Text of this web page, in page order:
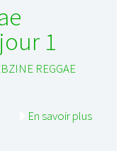
1
REGGAE
En savoir plus